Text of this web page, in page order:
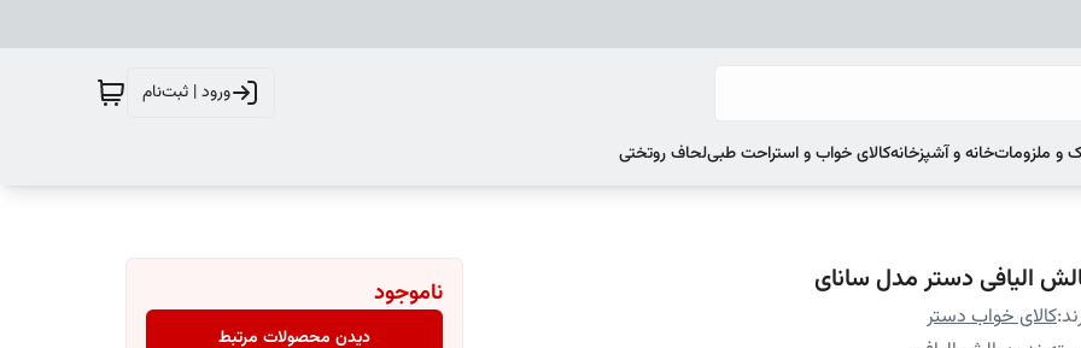
ورود | ثبت‌نام
و ملزوماتخانه و آشپزخانهکالای خواب و استراحت طبیلحاف روتختی
الیافی دستر مدل سانای
کالای خواب دستر
ناموجود
دیدن محصولات مرتبط